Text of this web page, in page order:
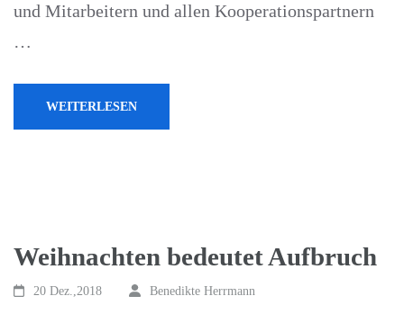
und Mitarbeitern und allen Kooperationspartnern
…
WEITERLESEN
Weihnachten bedeutet Aufbruch
20 Dez.,2018 Benedikte Herrmann